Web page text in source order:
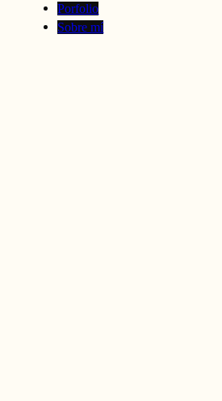
Porfolio
Sobre mí